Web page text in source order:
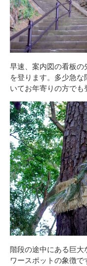
早速、案内図の看板
を登ります。多少急
いてお年寄りの方でも
階段の途中にある巨大
ワースポットの象徴で